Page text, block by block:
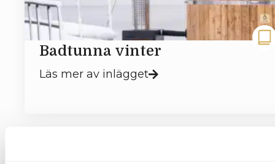
Badtunna vinter
Läs mer av inlägget